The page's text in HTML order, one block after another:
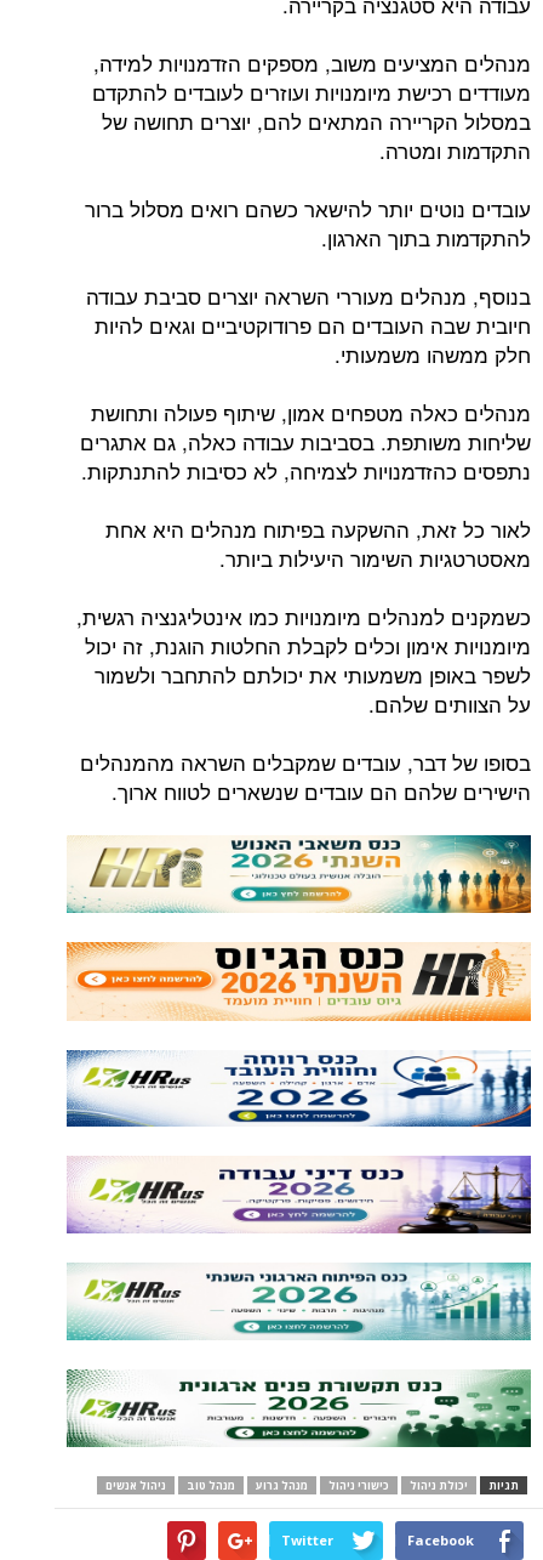
מנהלים המציעים משוב, מספקים הזדמנויות למידה,
מעודדים רכישת מיומנויות ועוזרים לעובדים להתקדם
במסלול הקריירה המתאים להם, יוצרים תחושה של
התקדמות ומטרה.
עובדים נוטים יותר להישאר כשהם רואים מסלול ברור
להתקדמות בתוך הארגון.
בנוסף, מנהלים מעוררי השראה יוצרים סביבת עבודה
חיובית שבה העובדים הם פרודוקטיביים וגאים להיות
חלק ממשהו משמעותי.
מנהלים כאלה מטפחים אמון, שיתוף פעולה ותחושת
שליחות משותפת. בסביבות עבודה כאלה, גם אתגרים
נתפסים כהזדמנויות לצמיחה, לא כסיבות להתנתקות.
לאור כל זאת, ההשקעה בפיתוח מנהלים היא אחת
מאסטרטגיות השימור היעילות ביותר.
כשמקנים למנהלים מיומנויות כמו אינטליגנציה רגשית,
מיומנויות אימון וכלים לקבלת החלטות הוגנת, זה יכול
לשפר באופן משמעותי את יכולתם להתחבר ולשמור
על הצוותים שלהם.
בסופו של דבר, עובדים שמקבלים השראה מהמנהלים
הישירים שלהם הם עובדים שנשארים לטווח ארוך.
תגיות יכולת ניהול כישורי ניהול מנהל גרוע מנהל טוב ניהול אנשים
Facebook
Twitter